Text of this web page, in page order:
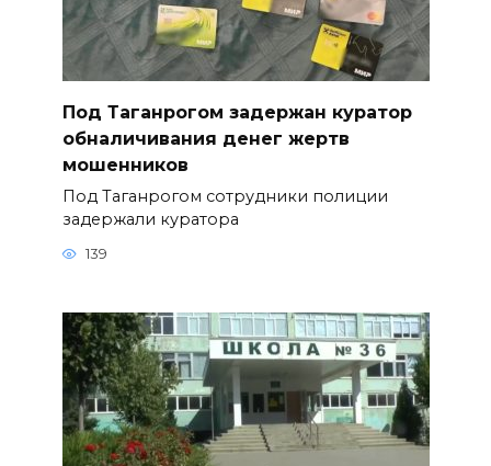
Под Таганрогом задержан куратор
обналичивания денег жертв
мошенников
Под Таганрогом сотрудники полиции
задержали куратора
139